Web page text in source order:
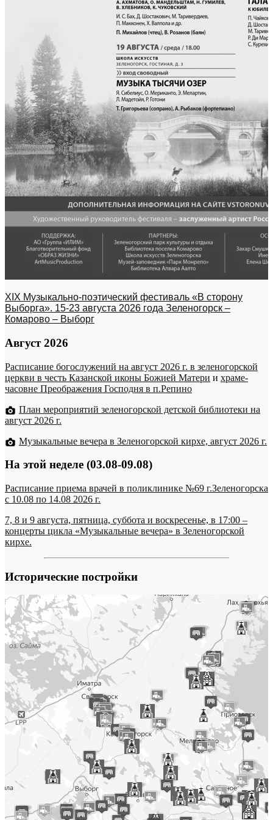
XIX Музыкально-поэтический фестиваль «В сторону
Выборга». 15-23 августа 2026 года Зеленогорск –
Комарово – Выборг
Август 2026
Расписание богослужений на август 2026 г. в зеленогорской
церкви в честь Казанской иконы Божией Матери и храме-
часовне Преображения Господня в п.Репино
План мероприятий зеленогорской детской библиотеки на
август 2026 г.
Музыкальные вечера в Зеленогорской кирхе, август 2026 г.
На этой неделе (03.08-09.08)
Расписание приема врачей в поликлинике №69 г.Зеленогорска
c 10.08 по 14.08 2026 г.
7, 8 и 9 августа, пятница, суббота и воскресенье, в 17:00 –
концерты цикла «Музыкальные вечера» в Зеленогорской
кирхе.
Исторические постройки